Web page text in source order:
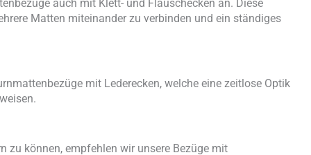
auch mit Klett- und Flauschecken an. Diese
Matten miteinander zu verbinden und ein ständiges
mit Lederecken, welche eine zeitlose Optik
zu können, empfehlen wir unsere Bezüge mit